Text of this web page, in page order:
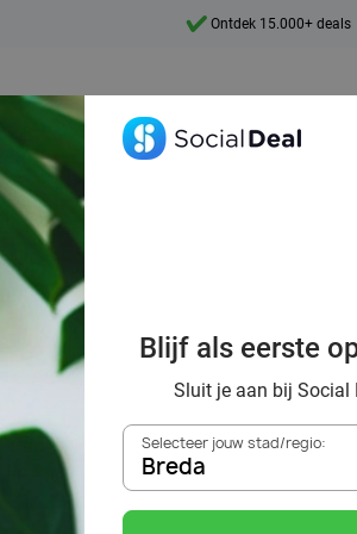
Ontdek 15.000+ deals
om teBlijf als eerste
Sluit je aan bij Social
Selecteer jouw stad/regio:
Breda